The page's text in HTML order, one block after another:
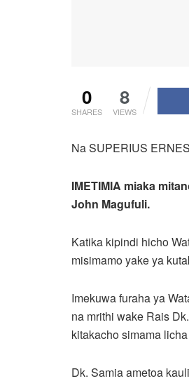
0
SHARES
8
VIEWS
Na SUPERIUS
IMETIMIA miaka
John Magufuli.
Katika kipindi hicho
misimamo yake ya
Imekuwa furaha ya
na mrithi wake Rais
kitakacho simama
Dk. Samia ametoa